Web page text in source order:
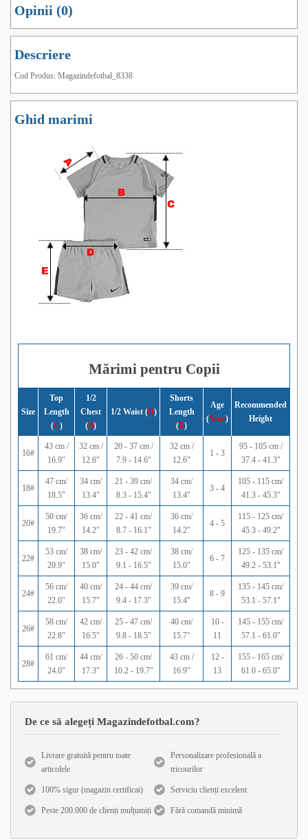
Opinii (0)
Descriere
Cod Produs: Magazindefotbal_8338
Ghid marimi
Mărimi pentru Copii
Size
Top
Length
(C)
1/2
Chest
(B)
1/2 Waist (D)
Shorts
Length
(E)
Age
(Year)
Recommended
Height
16#
43 cm /
16.9"
32 cm /
12.6"
20 - 37 cm /
7.9 - 14.6"
32 cm /
12.6"
1 - 3
95 - 105 cm /
37.4 - 41.3"
18#
47 cm/
18.5"
34 cm/
13.4"
21 - 39 cm/
8.3 - 15.4"
34 cm/
13.4"
3 - 4
105 - 115 cm/
41.3 - 45.3"
20#
50 cm/
19.7"
36 cm/
14.2"
22 - 41 cm/
8.7 - 16.1"
36 cm/
14.2"
4 - 5
115 - 125 cm/
45.3 - 49.2"
22#
53 cm/
20.9"
38 cm/
15.0"
23 - 42 cm/
9.1 - 16.5"
38 cm/
15.0"
6 - 7
125 - 135 cm/
49.2 - 53.1"
24#
56 cm/
22.0"
40 cm/
15.7"
24 - 44 cm/
9.4 - 17.3"
39 cm/
15.4"
8 - 9
135 - 145 cm/
53.1 - 57.1"
26#
58 cm/
22.8"
42 cm/
16.5"
25 - 47 cm/
9.8 - 18.5"
40 cm/
15.7"
10 -
11
145 - 155 cm/
57.1 - 61.0"
28#
61 cm/
24.0"
44 cm/
17.3"
26 - 50 cm/
10.2 - 19.7"
43 cm /
16.9"
12 -
13
155 - 165 cm/
61.0 - 65.0"
De ce să alegeți Magazindefotbal.com?
Livrare gratuită pentru toate
articolele
100% sigur (magazin certificat)
Peste 200.000 de clienți mulțumiți
Personalizare profesională a
tricourilor
Serviciu clienți excelent
Fără comandă minimă